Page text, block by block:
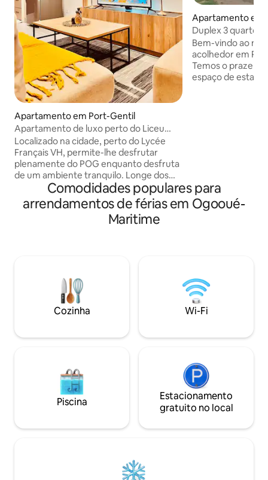
Apartamento em Port-Gentil
Apartamento de luxo perto do Liceu
Francês, acolhedor.
Localizado na cidade, perto do Lycée
Français VH, permite-lhe desfrutar
plenamente do POG enquanto desfruta
de um ambiente tranquilo. Longe dos
incómodos urbanos, distingue-se pela
sua atmosfera serena e pelo grande
pátio, um verdadeiro trunfo que oferece
espaço, privacidade e conforto.
um alojamento arrumado, bem
localizado e relaxante.
Apartamento em
Duplex 3 quartos
Bem-vindo ao
acolhedor em
Temos o prazer
espaço de estar
sentir-se em casa.
Comodidades populares para
arrendamentos de férias em Ogooué-
Maritime
Cozinha Wi-Fi
Piscina
Estacionamento
gratuito no local